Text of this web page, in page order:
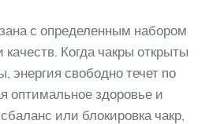
с определенным набором
Когда чакры открыты
энергия свободно течет по
оптимальное здоровье и
или блокировка чакр,